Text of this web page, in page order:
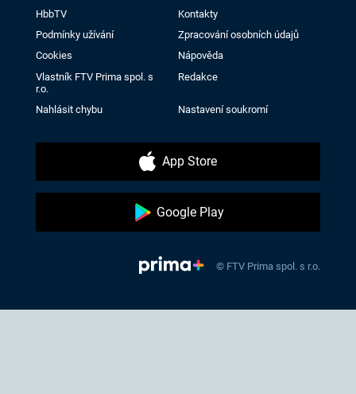
HbbTV
Kontakty
Podmínky užívání
Zpracování osobních údajů
Cookies
Nápověda
Vlastník FTV Prima spol. s
r.o.
Redakce
Nahlásit chybu Nastavení soukromí
App Store
Google Play
© FTV Prima spol. s r.o.